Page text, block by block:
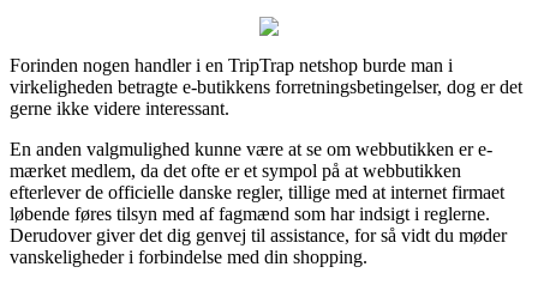
Forinden nogen handler i en TripTrap netshop burde man i
virkeligheden betragte e-butikkens forretningsbetingelser, dog er det
gerne ikke videre interessant.
En anden valgmulighed kunne være at se om webbutikken er e-
mærket medlem, da det ofte er et sympol på at webbutikken
efterlever de officielle danske regler, tillige med at internet firmaet
løbende føres tilsyn med af fagmænd som har indsigt i reglerne.
Derudover giver det dig genvej til assistance, for så vidt du møder
vanskeligheder i forbindelse med din shopping.